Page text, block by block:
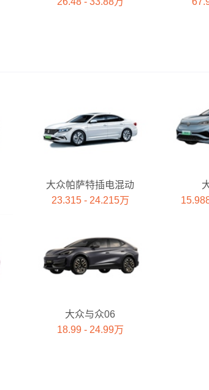
大众帕萨特插电混动
23.315 - 24.215万
大众与众06
18.99 - 24.99万